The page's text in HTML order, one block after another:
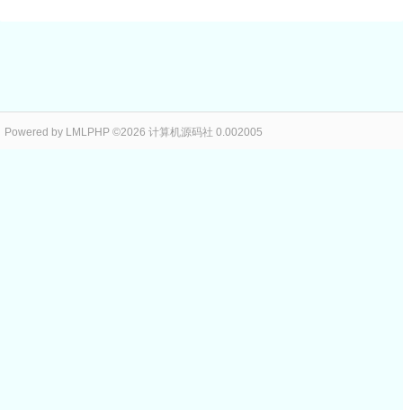
Powered by LMLPHP ©2026 计算机源码社 0.002005